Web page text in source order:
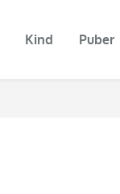
Kind Puber